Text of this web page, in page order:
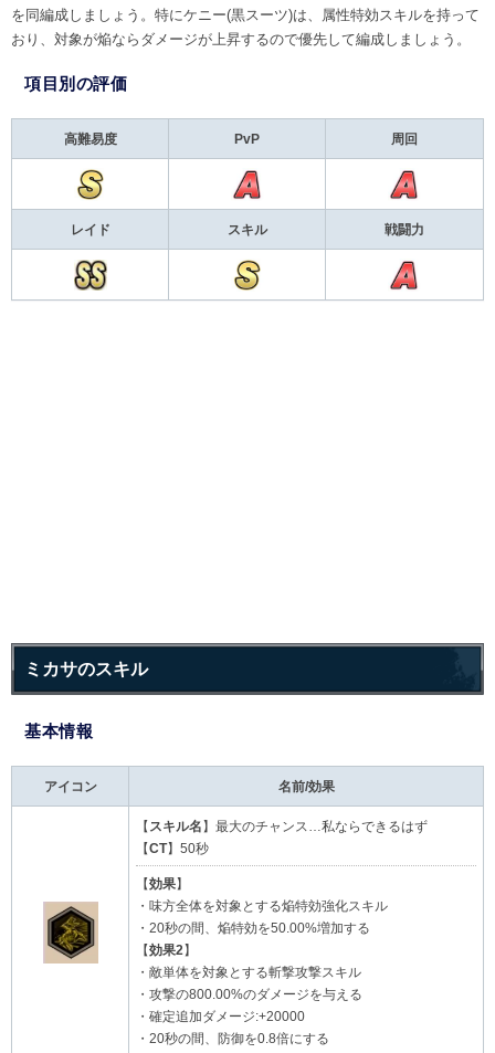
を同編成しましょう。特にケニー(黒スーツ)は、属性特効スキルを持って
おり、対象が焔ならダメージが上昇するので優先して編成しましょう。
項目別の評価
高難易度 PvP 周回
レイド スキル 戦闘力
ミカサのスキル
基本情報
アイコン 名前/効果
【 スキル名 】最大のチャンス…私ならできるはず
【CT】50秒
【効果】
・味方全体を対象とする焔特効強化スキル
・20秒の間、焔特効を50.00%増加する
【効果2 】
・敵単体を対象とする斬撃攻撃スキル
・攻撃の800.00%のダメージを与える
・確定追加ダメージ:+20000
・20秒の間、防御を0.8倍にする